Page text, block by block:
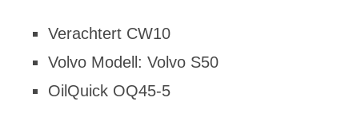
Ver­ach­tert CW10
Vol­vo Mo­dell: Vol­vo S50
Oil­Quick OQ45‑5